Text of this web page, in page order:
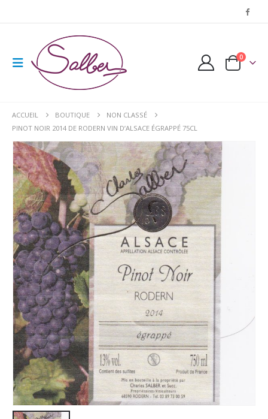
0
ACCUEIL BOUTIQUE
NON CLASSÉ
PINOT NOIR 2014 DE RODERN VIN D’ALSACE ÉGRAPPÉ 75CL